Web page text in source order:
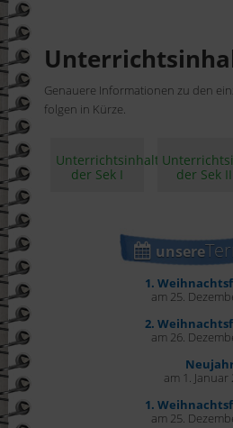
Genauere Informationen zu den
folgen in Kürze.
Unterrichtsinhalte
der Sek I
der Sek II
unsere
1.
am 25.
2.
am 26.
am 1. Januar
1.
am 25.